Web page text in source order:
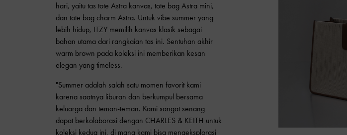
hari, yaitu tas tote Astra kanvas, tote bag Astra mini,
dan tote bag charm Astra. Untuk vibe summer yang
lebih hidup, ITZY memilih kanvas klasik sebagai
bahan utama dari rangkaian tas ini. Sentuhan akhir
warm brown pada koleksi ini memberikan kesan
elegan yang timeless.
"Summer adalah salah satu momen favorit kami
karena saatnya liburan dan berkumpul bersama
keluarga dan teman-teman. Kami sangat senang
dapat berkolaborasi dengan CHARLES & KEITH untuk
koleksi kedua ini, di mana kami bisa mengeksplorasi